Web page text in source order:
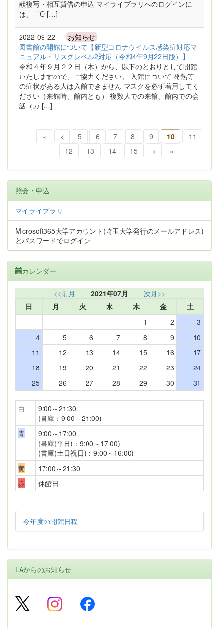
献複写・相互貸借の申込 マイライブラリへのログインに
は、「O […]
2022-09-22 お知らせ
図書館の開館について【新型コロナウイルス感染症対応マ
ニュアル・リスクレベル2対応（令和4年9月22日版）】
令和４年９月２２日（木）から、以下のとおりとして開館
いたしますので、ご協力ください。 入館について 発熱等
の症状がある人は入館できません マスクを必ず着用してく
ださい（来館時、館内とも） 複数人での来館、館内での会
話（カ […]
« < 5 6 7 8 9 10
11
12
13 14 15 > »
照会・申込
マイライブラリ
Microsoft365大学アカウント(埼玉大学発行のメールアドレス)
とパスワードでログイン
カレンダー
<<前月 2021年07月
次月>>
日
月 火 水 木 金
土
1
2
3
4
5 6 7 8 9
10
11
12 13 14 15 16
17
18
19 20 21 22 23
24
25
26 27 28 29 30 31
白
9:00～21:30
(書庫：9:00～21:00)
青
9:00～17:00
(書庫(平日)：9:00～17:00)
(書庫(土日祝日)：9:00～16:00)
黄
17:00～21:30
赤
休館日
今年度の開館日程
LAからのお知らせ